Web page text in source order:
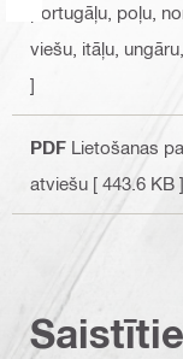
portugāļu, poļu,
viešu, itāļu,
]
PDF Lietošanas
atviešu [ 443.6 KB ]